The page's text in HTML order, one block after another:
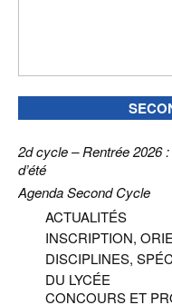
2d cycle – Rentrée 2026
d’été
Agenda Second Cycle
ACTUALITÉS
INSCRIPTION,
DISCIPLINES,
DU LYCÉE
CONCOURS ET